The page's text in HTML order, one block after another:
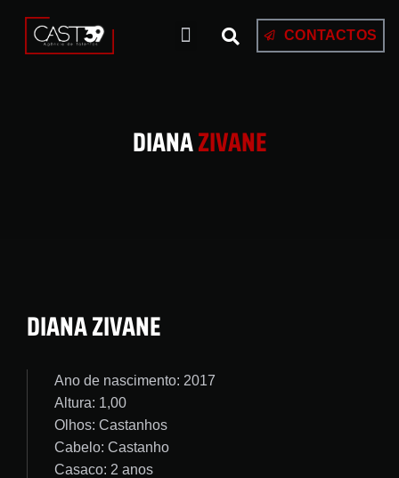
CONTACTOS
DIANAZIVANE
DIANA ZIVANE
Ano de nascimento: 2017
Altura: 1,00
Olhos: Castanhos
Cabelo: Castanho
Casaco: 2 anos